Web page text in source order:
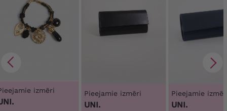
izmēri Pieejamie izmēri
UNI.
Pieejamie
UNI.